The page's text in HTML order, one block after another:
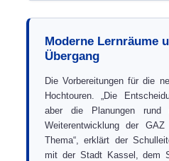
Moderne Lernräume
Übergang
Die Vorbereitungen für die
Hochtouren. „Die
aber die Planungen rund
Weiterentwicklung der
Thema“, erklärt der
mit der Stadt Kassel, dem